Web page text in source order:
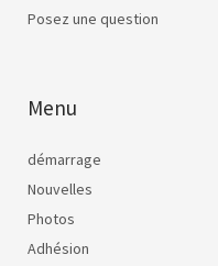
Posez une question
Menu
démarrage
Nouvelles
Photos
Adhésion